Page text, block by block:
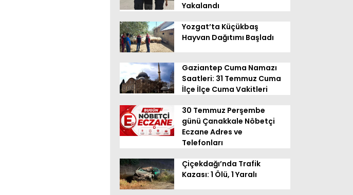
Yakalandı
Yozgat’ta Küçükbaş
Hayvan Dağıtımı Başladı
Gaziantep Cuma Namazı
Saatleri: 31 Temmuz Cuma
İlçe İlçe Cuma Vakitleri
30 Temmuz Perşembe
günü Çanakkale Nöbetçi
Eczane Adres ve
Telefonları
Çiçekdağı’nda Trafik
Kazası: 1 Ölü, 1 Yaralı